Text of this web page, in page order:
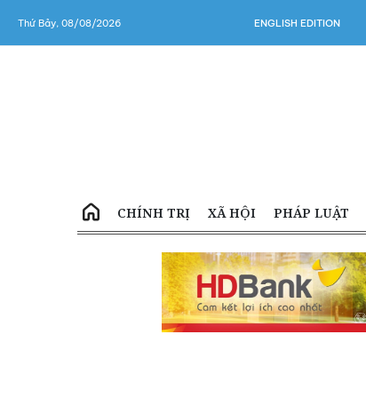
Thứ Bảy, 08/08/2026 ENGLISH EDITION
CHÍNH TRỊ XÃ HỘI PHÁP LUẬT